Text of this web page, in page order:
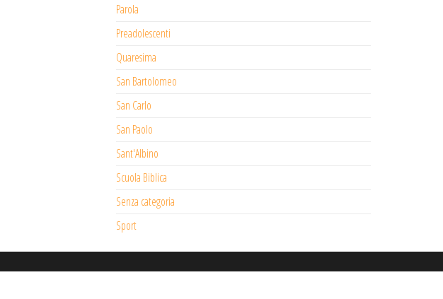
Parola
Preadolescenti
Quaresima
San Bartolomeo
San Carlo
San Paolo
Sant'Albino
Scuola Biblica
Senza categoria
Sport